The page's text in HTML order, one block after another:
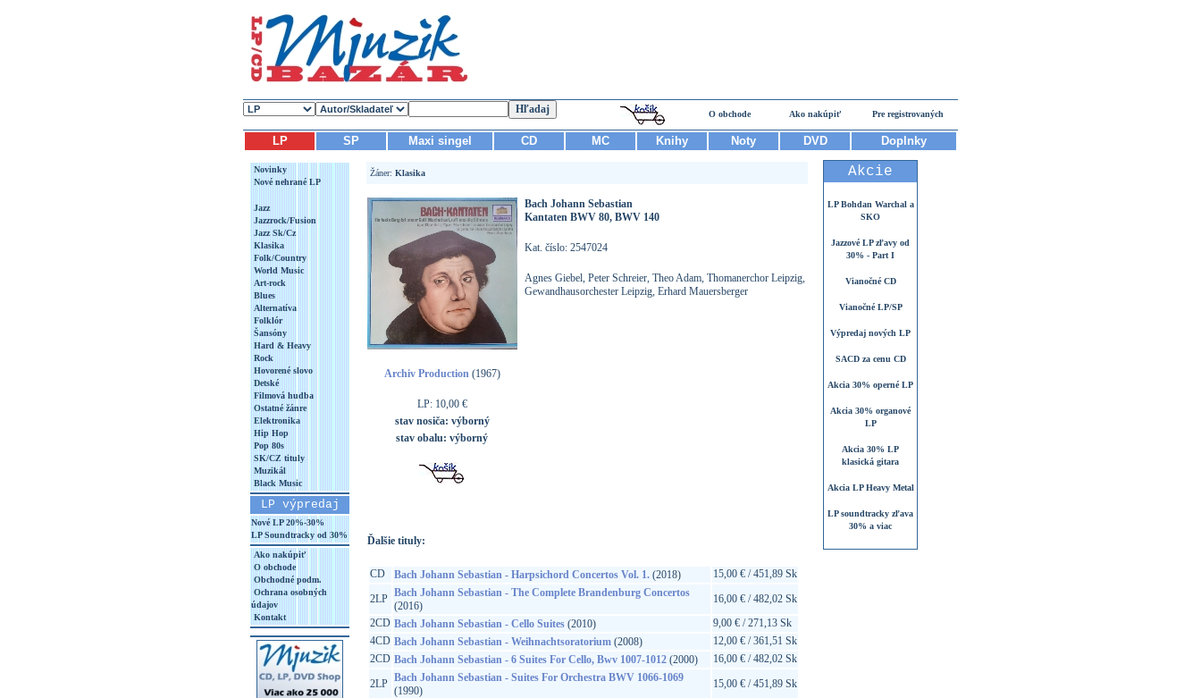
O obchode Ako nakúpiť Pre registrovaných
LP SP Maxi singel CD MC Knihy Noty DVD Doplnky
Novinky
Nové nehrané LP
Jazz
Jazzrock/Fusion
Jazz Sk/Cz
Klasika
Folk/Country
World Music
Art-rock
Blues
Alternatíva
Folklór
Šansóny
Hard & Heavy
Rock
Hovorené slovo
Detské
Filmová hudba
Ostatné žánre
Elektronika
Hip Hop
Pop 80s
SK/CZ tituly
Muzikál
Black Music
LP výpredaj
Nové LP 20%-30%
LP Soundtracky od 30%
Ako nakúpiť
O obchode
Obchodné podm.
Ochrana osobných
údajov
Kontakt
Žáner: Klasika
Archiv Production(1967)
LP: 10,00 €
stav nosiča: výborný
stav obalu: výborný
Bach Johann Sebastian
Kantaten BWV 80, BWV 140
Kat. číslo: 2547024
Agnes Giebel, Peter Schreier, Theo Adam, Thomanerchor Leipzig,
Gewandhausorchester Leipzig, Erhard Mauersberger
Ďalšie tituly:
CD Bach Johann Sebastian - Harpsichord Concertos Vol. 1.(2018)
15,00 € / 451,89 Sk
2LP Bach Johann Sebastian - The Complete Brandenburg Concertos
(2016)
16,00 € / 482,02 Sk
2CD Bach Johann Sebastian - Cello Suites(2010)
9,00 € / 271,13 Sk
4CD Bach Johann Sebastian - Weihnachtsoratorium(2008)
12,00 € / 361,51 Sk
2CD Bach Johann Sebastian - 6 Suites For Cello, Bwv 1007-1012(2000)
16,00 € / 482,02 Sk
2LP Bach Johann Sebastian - Suites For Orchestra BWV 1066-1069
(1990)
15,00 € / 451,89 Sk
Akcie
LP Bohdan Warchal a
SKO
Jazzové LP zľavy od
30% - Part I
Vianočné CD
Vianočné LP/SP
Výpredaj nových LP
SACD za cenu CD
Akcia 30% operné LP
Akcia 30% organové
LP
Akcia 30% LP
klasická gitara
Akcia LP Heavy Metal
LP soundtracky zľava
30% a viac